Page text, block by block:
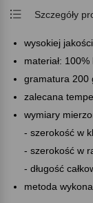
Szczegóły
wysokiej
materiał: 100%
gramatura 200
zalecana
wymiary
- szerokość w
- szerokość w
- długość
metoda